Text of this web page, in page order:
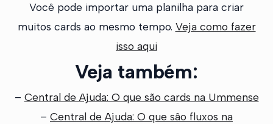
Você pode importar uma planilha para criar
muitos cards ao mesmo tempo. Veja como fazer
isso aqui
Veja também:
– Central de Ajuda: O que são cards na Ummense
– Central de Ajuda: O que são fluxos na